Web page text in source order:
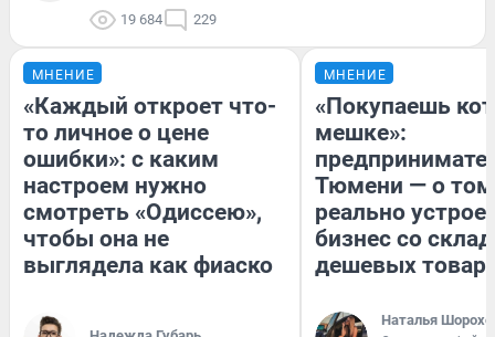
19 684 229
МНЕНИЕ
«Каждый откроет что-
то личное о цене
ошибки»: с каким
настроем нужно
смотреть «Одиссею»,
чтобы она не
выглядела как фиаско
МНЕНИЕ
«Покупаешь
мешке»:
Тюмени — о
реально
бизнес со
дешевых
Наталья